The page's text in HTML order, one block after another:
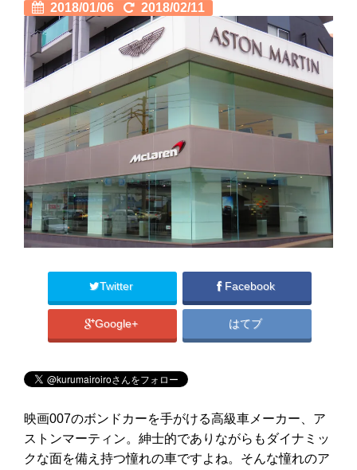
2018/01/06 2018/02/11
Twitter Facebook
Google+ はてブ
映画007のボンドカーを手がける高級車メーカー、ア
ストンマーティン。紳士的でありながらもダイナミッ
クな面を備え持つ憧れの車ですよね。そんな憧れのア